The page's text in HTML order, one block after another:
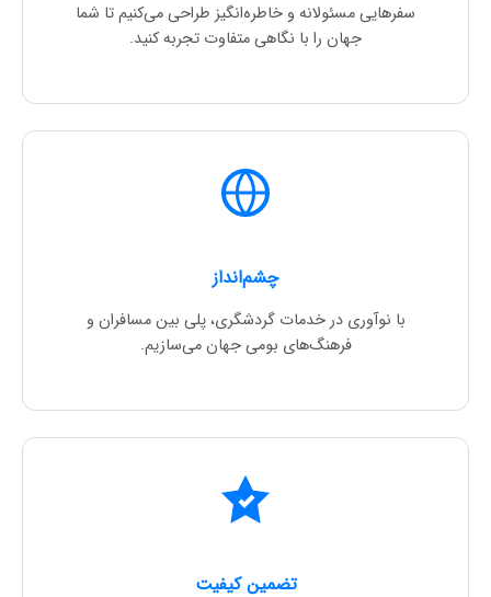
سفرهایی مسئولانه و خاطره‌انگیز طراحی می‌کنیم تا شما
جهان را با نگاهی متفاوت تجربه کنید.
چشم‌انداز
با نوآوری در خدمات گردشگری، پلی بین مسافران و
فرهنگ‌های بومی جهان می‌سازیم.
تضمین کیفیت